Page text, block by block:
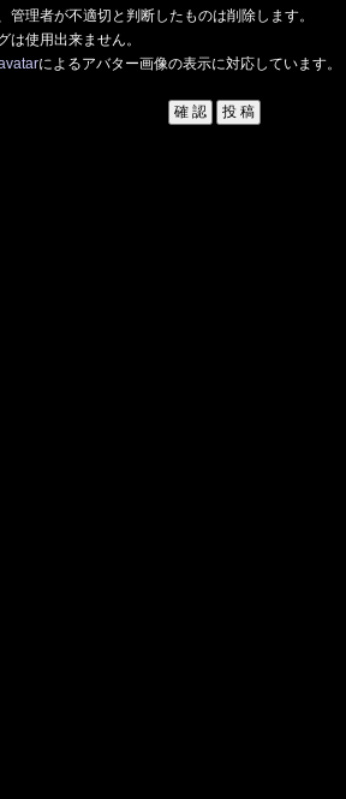
管理者が不適切と判断したものは削除します。
は使用出来ません。
によるアバター画像の表示に対応しています。